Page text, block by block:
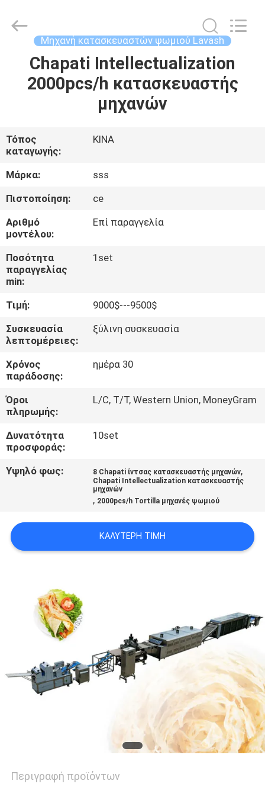
ΣΠΊΤΙ
ΒΊΝΤΕΟ
ΣΧΕΤΙΚΆ
ΜΕ
ΕΜΆΣ
ΕΠΙΣΚΕΨΉ
ΕΡΓΟΣΤΑΣΊΟΥ
ΈΛΕΓΧΟΣ
ΠΟΙΌΤΗΤΑΣ
ΕΠΙΚΟΙΝΩΝΉΣΤΕ
ΜΑΖΊ
ΜΑΣ
ΖΗΤΉΣΤΕ
ΜΙΑ
SITEMAP
POLICY
Technology
Μηχανή κατασκευαστών ψωμιού Lavash
Chapati Intellectualization
2000pcs/h κατασκευαστής
μηχανών
Τόπος
καταγωγής:
ΚΙΝΑ
Μάρκα:
sss
Πιστοποίηση:
ce
Αριθμό
μοντέλου:
Επί παραγγελία
Ποσότητα
παραγγελίας
min:
1set
Τιμή:
9000$---9500$
Συσκευασία
λεπτομέρειες:
ξύλινη συσκευασία
Χρόνος
παράδοσης:
ημέρα 30
Όροι
πληρωμής:
L/C, T/T, Western Union, MoneyGram
Δυνατότητα
προσφοράς:
10set
Υψηλό φως: 8 Chapati ίντσας κατασκευαστής μηχανών,
Chapati Intellectualization κατασκευαστής
μηχανών
, 2000pcs/h Tortilla μηχανές ψωμιού
ΚΑΛΎΤΕΡΗ ΤΙΜΉ
Περιγραφή προϊόντων